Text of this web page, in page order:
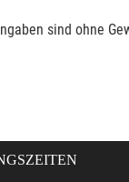
sind ohne